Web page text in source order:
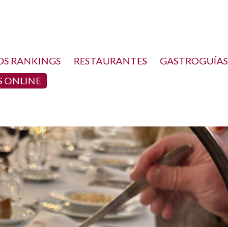
RANKINGS RESTAURANTES GASTROGUÍAS
ONLINE